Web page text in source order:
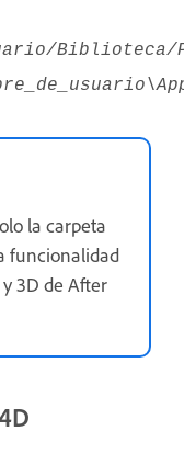
Biblioteca/
la carpeta
funcionalidad
3D de After